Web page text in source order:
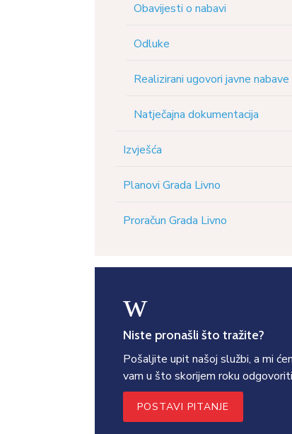
Obavijesti o nabavi
Odluke
Realizirani ugovori javne nabave
Natječajna dokumentacija
Izvješća
Planovi Grada Livno
Proračun Grada Livno
w
Niste pronašli što tražite?
Pošaljite upit našoj službi, a mi
vam u što skorijem roku
POSTAVI PITANJE